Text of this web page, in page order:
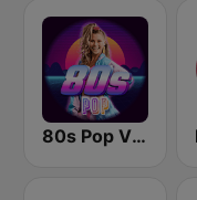
80s Pop Vibes